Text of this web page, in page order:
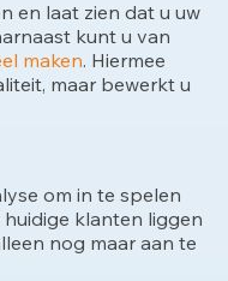
en laat zien dat u uw
kunt u van
maken. Hiermee
maar bewerkt u
om in te spelen
klanten liggen
nog maar aan te